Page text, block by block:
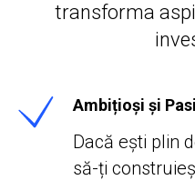
transforma
Ambițioși și
Dacă ești plin
să-ți